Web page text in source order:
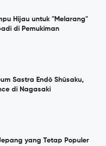
Hijau untuk "Melarang"
di Pemukiman
Sastra Endō Shūsaku,
di Nagasaki
yang Tetap Populer